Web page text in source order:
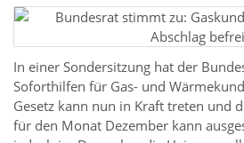
In einer Sondersitzung hat der
Soforthilfen für Gas- und
Gesetz kann nun in Kraft treten und
für den Monat Dezember kann